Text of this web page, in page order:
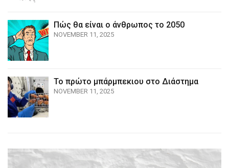
Πώς θα είναι ο άνθρωπος το 2050
NOVEMBER 11, 2025
Το πρώτο μπάρμπεκιου στο Διάστημα
NOVEMBER 11, 2025